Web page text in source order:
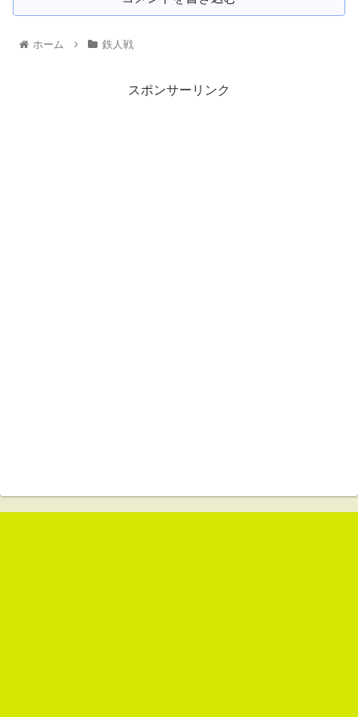
ホーム 鉄人戦
スポンサーリンク